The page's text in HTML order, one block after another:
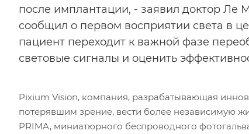
после имплантации, - заявил доктор Ле
сообщил о первом восприятии света в
пациент переходит к важной фазе
световые сигналы и оценить
Pixium Vision, компания, разрабатывающая
потерявшим зрение, вести более независимую
PRIMA, миниатюрного беспроводного